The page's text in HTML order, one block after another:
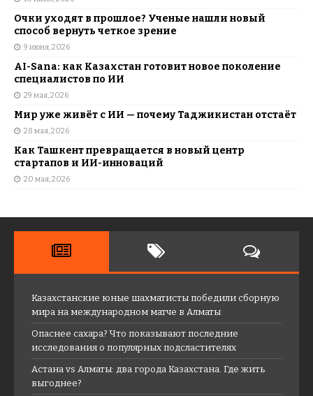
Очки уходят в прошлое? Ученые нашли новый
способ вернуть четкое зрение
9 июня, 2026
AI-Sana: как Казахстан готовит новое поколение
специалистов по ИИ
29 мая, 2026
Мир уже живёт с ИИ — почему Таджикистан отстаёт
28 мая, 2026
Как Ташкент превращается в новый центр
стартапов и ИИ-инноваций
20 мая, 2026
Казахстанские юные шахматисты победили сборную
мира на международном матче в Алматы
Опаснее сахара? Что показывают последние
исследования о популярных подсластителях
Астана vs Алматы: два города Казахстана. Где жить
выгоднее?